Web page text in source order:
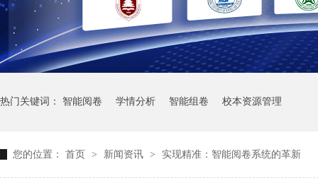
热门关键词： 智能阅卷 学情分析 智能组卷 校本资源管理
您的位置： 首页 > 新闻资讯 > 实现精准：智能阅卷系统的革新